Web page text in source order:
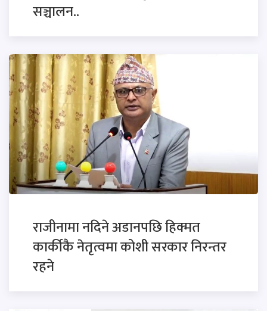
सञ्चालन..
राजीनामा नदिने अडानपछि हिक्मत
कार्कीकै नेतृत्वमा कोशी सरकार निरन्तर
रहने